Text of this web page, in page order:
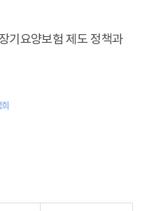
기요양보험 제도 정책과